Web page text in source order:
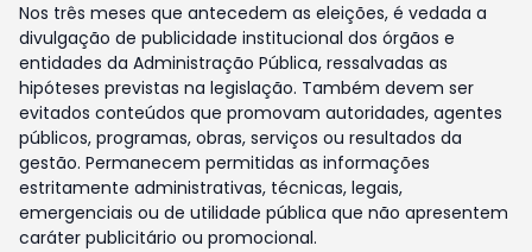
Nos três meses que antecedem as eleições, é vedada a
divulgação de publicidade institucional dos órgãos e
entidades da Administração Pública, ressalvadas as
hipóteses previstas na legislação. Também devem ser
evitados conteúdos que promovam autoridades, agentes
públicos, programas, obras, serviços ou resultados da
gestão. Permanecem permitidas as informações
estritamente administrativas, técnicas, legais,
emergenciais ou de utilidade pública que não apresentem
caráter publicitário ou promocional.